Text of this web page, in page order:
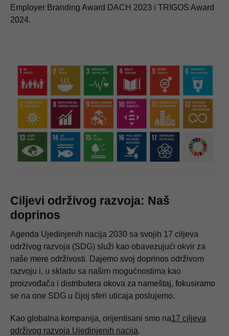
Employer Branding Award DACH 2023 i TRIGOS Award
2024.
Ciljevi održivog razvoja: Naš
doprinos
Agenda Ujedinjenih nacija 2030 sa svojih 17 ciljeva
održivog razvoja (SDG) služi kao obavezujući okvir za
naše mere održivosti. Dajemo svoj doprinos održivom
razvoju i, u skladu sa našim mogućnostima kao
proizvođača i distributera okova za nameštaj, fokusiramo
se na one SDG u čijoj sferi uticaja poslujemo.
Kao globalna kompanija, orijentisani smo na17 ciljeva
održivog razvoja Ujedinjenih nacija.